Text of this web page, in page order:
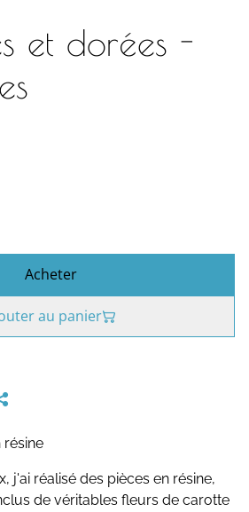
et dorées -
Acheter
au panier
résine
j'ai réalisé des pièces en résine,
de véritables fleurs de carotte